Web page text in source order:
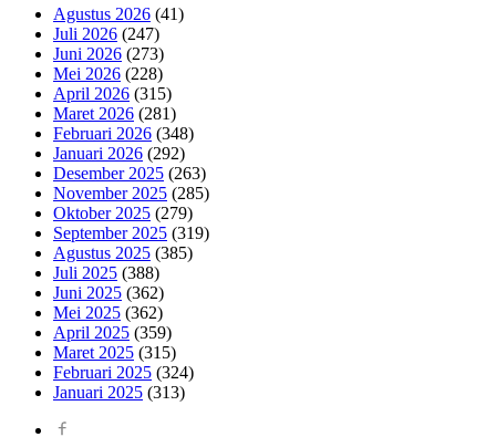
Agustus 2026 (41)
Juli 2026 (247)
Juni 2026 (273)
Mei 2026 (228)
April 2026 (315)
Maret 2026 (281)
Februari 2026 (348)
Januari 2026 (292)
Desember 2025 (263)
November 2025 (285)
Oktober 2025 (279)
September 2025 (319)
Agustus 2025 (385)
Juli 2025 (388)
Juni 2025 (362)
Mei 2025 (362)
April 2025 (359)
Maret 2025 (315)
Februari 2025 (324)
Januari 2025 (313)